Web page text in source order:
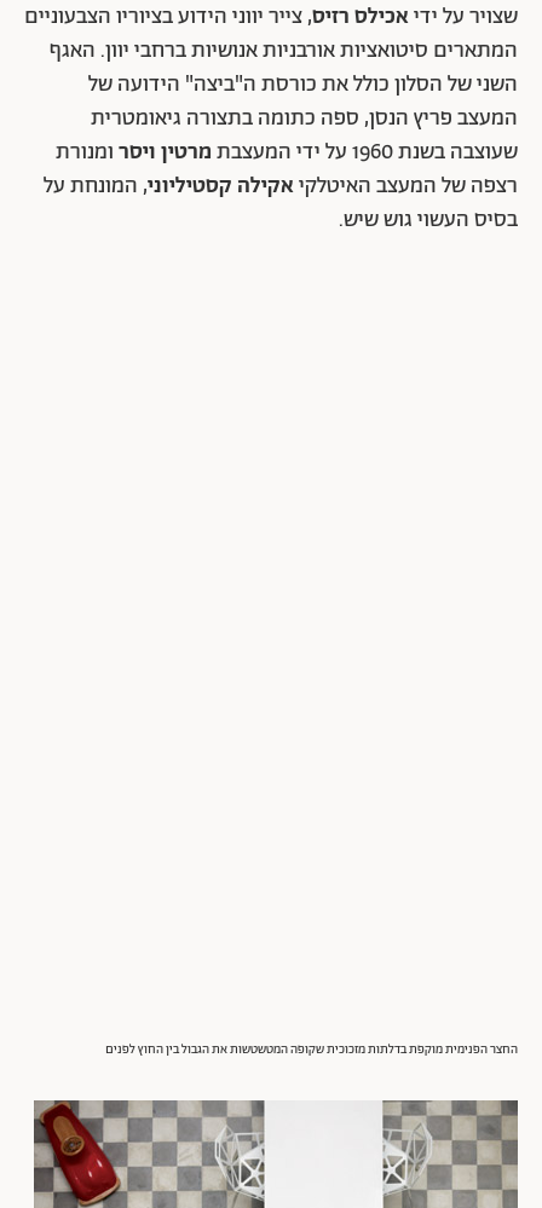
שצויר על ידיאכילס רזיס, צייר יווני הידוע בציוריו הצבעוניים
המתארים סיטואציות אורבניות אנושיות ברחבי יוון. האגף
השני של הסלון כולל את כורסת ה"ביצה" הידועה של
המעצב פריץ הנסן, ספה כתומה בתצורה גיאומטרית
שעוצבה בשנת 1960 על ידי המעצבת
מרטין ויסרומנורת
רצפה של המעצב האיטלקיאקילה קסטיליוני, המונחת על
בסיס העשוי גוש שיש.
החצר הפנימית מוקפת בדלתות מזכוכית שקופה המטשטשות את הגבול בין החוץ לפנים